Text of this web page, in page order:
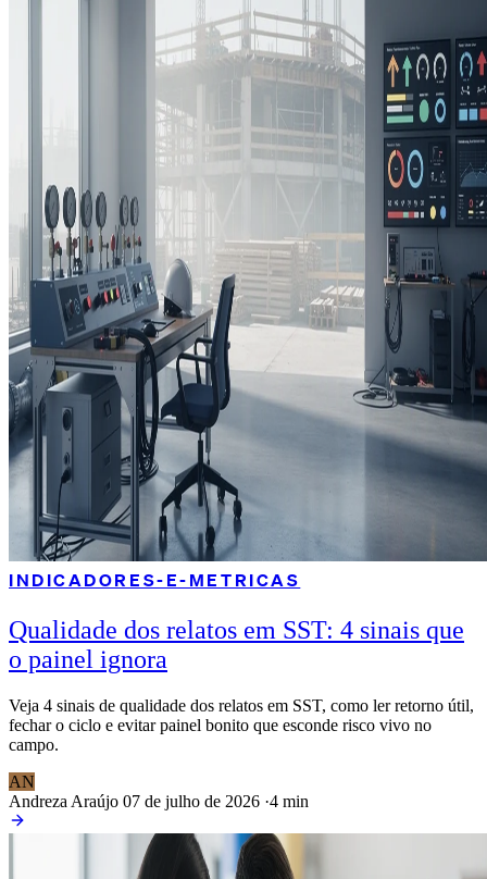
INDICADORES-E-METRICAS
Qualidade dos relatos em SST: 4 sinais que
o painel ignora
Veja 4 sinais de qualidade dos relatos em SST, como ler retorno útil,
fechar o ciclo e evitar painel bonito que esconde risco vivo no
campo.
AN
Andreza Araújo 07 de julho de 2026 ·4 min